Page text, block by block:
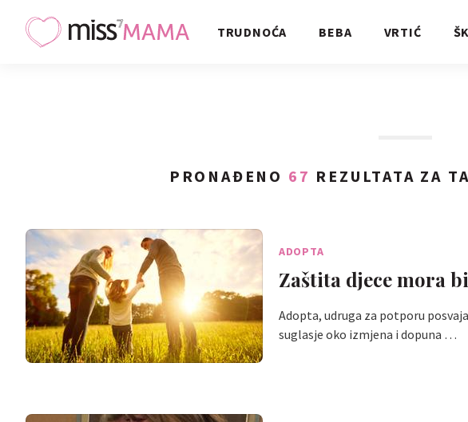
TRUDNOĆA BEBA VRTIĆ
PRONAĐENO 67 REZULTATA ZA
ADOPTA
Zaštita djece mora
Adopta, udruga za potporu
suglasje oko izmjena i dopuna …